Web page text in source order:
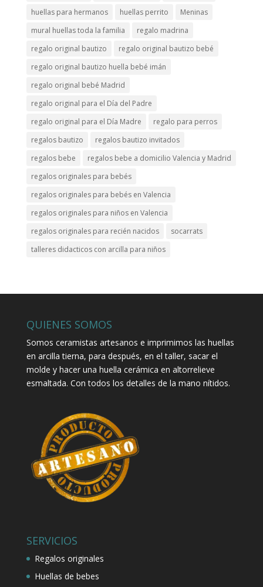
huellas para hermanos
huellas perrito
Meninas
mural huellas toda la familia
regalo madrina
regalo original bautizo
regalo original bautizo bebé
regalo original bautizo huella bebé imán
regalo original bebé Madrid
regalo original para el Día del Padre
regalo original para el Día Madre
regalo para perros
regalos bautizo
regalos bautizo invitados
regalos bebe
regalos bebe a domicilio Valencia y Madrid
regalos originales para bebés
regalos originales para bebés en Valencia
regalos originales para niños en Valencia
regalos originales para recién nacidos
socarrats
talleres didacticos con arcilla para niños
QUIENES SOMOS
Somos ceramistas artesanos e imprimimos las huellas
en arcilla tierna, para después, en el taller, sacar el
molde y hacer una huella cerámica en altorrelieve
esmaltada. Con todos los detalles de la mano nítidos.
SERVICIOS
Regalos originales
Huellas de bebes